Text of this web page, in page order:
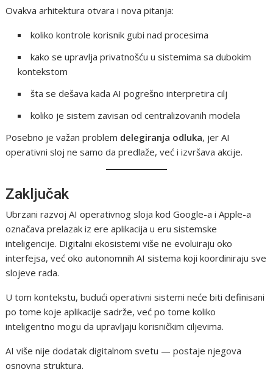
Ovakva arhitektura otvara i nova pitanja:
koliko kontrole korisnik gubi nad procesima
kako se upravlja privatnošću u sistemima sa dubokim
kontekstom
šta se dešava kada AI pogrešno interpretira cilj
koliko je sistem zavisan od centralizovanih modela
Posebno je važan problem delegiranja odluka, jer AI
operativni sloj ne samo da predlaže, već i izvršava akcije.
Zaključak
Ubrzani razvoj AI operativnog sloja kod Google-a i Apple-a
označava prelazak iz ere aplikacija u eru sistemske
inteligencije. Digitalni ekosistemi više ne evoluiraju oko
interfejsa, već oko autonomnih AI sistema koji koordiniraju sve
slojeve rada.
U tom kontekstu, budući operativni sistemi neće biti definisani
po tome koje aplikacije sadrže, već po tome koliko
inteligentno mogu da upravljaju korisničkim ciljevima.
AI više nije dodatak digitalnom svetu — postaje njegova
osnovna struktura.